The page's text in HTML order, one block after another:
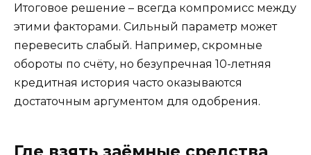
Итоговое решение – всегда компромисс между
этими факторами. Сильный параметр может
перевесить слабый. Например, скромные
обороты по счёту, но безупречная 10-летняя
кредитная история часто оказываются
достаточным аргументом для одобрения.